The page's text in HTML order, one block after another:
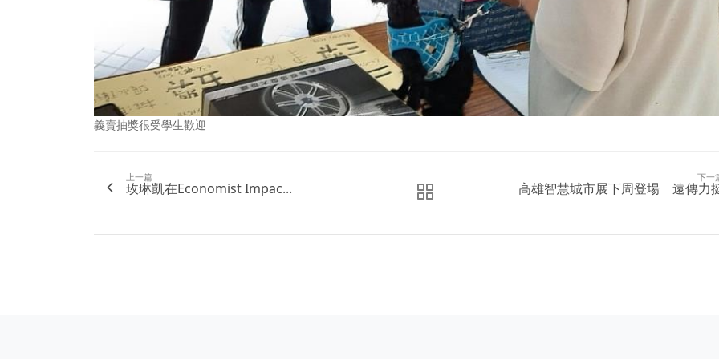
義賣抽獎很受學生歡迎
上一篇
玫琳凱在Economist Impac...
下一
高雄智慧城市展下周登場 遠傳力